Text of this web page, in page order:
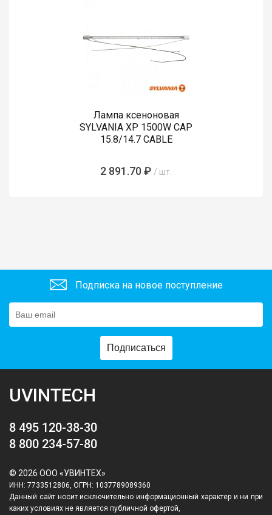
Лампа ксеноновая
SYLVANIA XP 1500W CAP
15.8/14.7 CABLE
2 891.70 ₽ / шт.
Подписка на новое поступление
Подписаться
UVINTECH
8 495 120-38-30
8 800 234-57-80
© 2026 ООО «УВИНТЕХ»
ИНН: 7733512806, ОГРН: 1037789089360
Данный сайт носит исключительно информационный характер и ни при
каких условиях не является публичной офертой,